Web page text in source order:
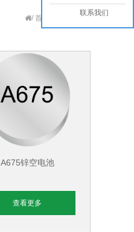
/ 首页 产品展示
A675锌空电池
查看更多
联系我们